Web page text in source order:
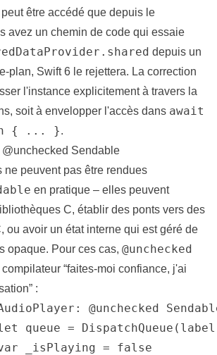
peut être accédé que depuis le
avez un chemin de code qui essaie
depuis un
plan, Swift 6 le rejettera. La correction
l'instance explicitement à travers la
soit à envelopper l'accès dans await
{ ... }.
@unchecked Sendable
ne peuvent pas être rendues
en pratique – elles peuvent
C, établir des ponts vers des
ou avoir un état interne qui est géré de
opaque. Pour ces cas, @unchecked
“faites-moi confiance, j'ai
:
@unchecked
queue =
_isPlaying = false